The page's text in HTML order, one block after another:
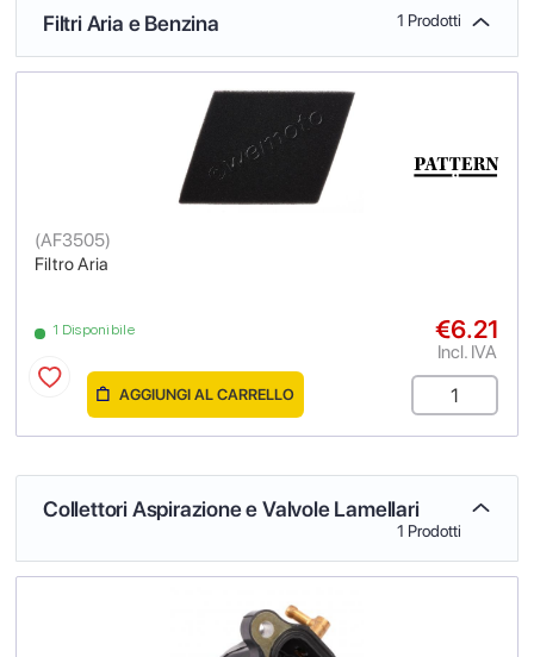
Filtri Aria e Benzina 1 Prodotti
Filtro Aria
(AF3505)
1 Disponibile €6.21
Incl. IVA
AGGIUNGI AL CARRELLO
Collettori Aspirazione e Valvole Lamellari
1 Prodotti